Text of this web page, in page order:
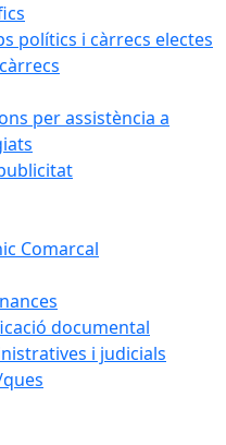
polítics i càrrecs electes
per assistència a
Comarcal
documental
i judicials